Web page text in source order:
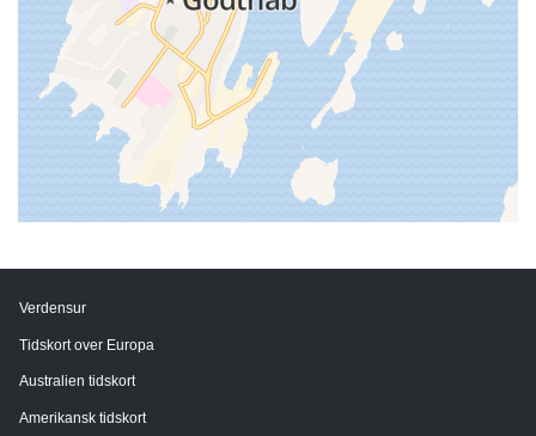
Verdensur
Tidskort over Europa
Australien tidskort
Amerikansk tidskort